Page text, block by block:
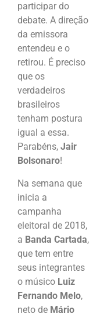
participar do
debate. A direção
da emissora
entendeu e o
retirou. É preciso
que os
verdadeiros
brasileiros
tenham postura
igual a essa.
Parabéns, Jair
Bolsonaro!
Na semana que
inicia a
campanha
eleitoral de 2018,
a Banda Cartada,
que tem entre
seus integrantes
o músico Luiz
Fernando Melo,
neto de Mário